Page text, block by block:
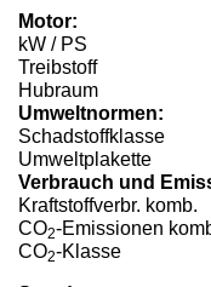
Motor:
kW / PS
Treibstoff
Hubraum
Umweltnormen:
Schadstoffklasse
Umweltplakette
Verbrauch und
Kraftstoffverbr. komb.
CO2-Emissionen
CO2-Klasse